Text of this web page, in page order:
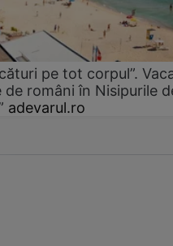
pe tot corpul”.
români în Nisipurile
adevarul.ro